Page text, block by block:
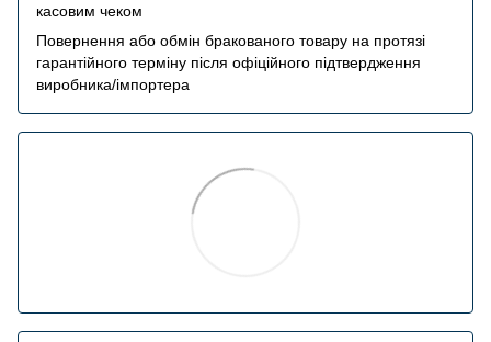
касовим чеком
Повернення або обмін бракованого товару на протязі
гарантійного терміну після офіційного підтвердження
виробника/імпортера